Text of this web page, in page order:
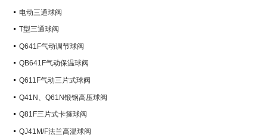
电动三通球阀
T型三通球阀
Q641F气动调节球阀
QB641F气动保温球阀
Q611F气动三片式球阀
Q41N、Q61N锻钢高压球阀
Q81F三片式卡箍球阀
QJ41M/F法兰高温球阀